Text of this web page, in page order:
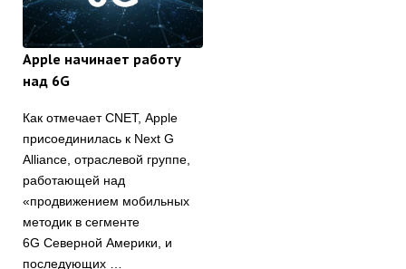
Apple начинает работу
над 6G
Как отмечает CNET, Apple
присоединилась к Next G
Alliance, отраслевой группе,
работающей над
«продвижением мобильных
методик в сегменте
6G Северной Америки, и
последующих …